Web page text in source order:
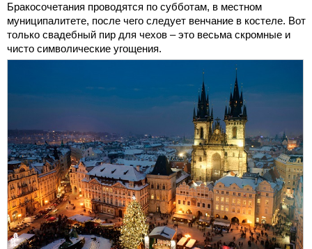
Бракосочетания проводятся по субботам, в местном
муниципалитете, после чего следует венчание в костеле. Вот
только свадебный пир для чехов – это весьма скромные и
чисто символические угощения.